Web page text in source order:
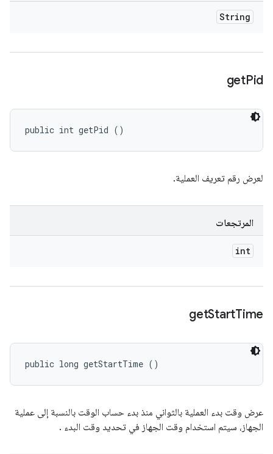
String
getPid
public int getPid ()
لعرض رقم تعريف العملية.
المرتجعات
int
getStartTime
public long getStartTime ()
عرض وقت بدء العملية بالثواني منذ بدء حساب الوقت بالنسبة إلى عملية
الجهاز، سيتم استخدام وقت الجهاز في تحديد وقت البدء .